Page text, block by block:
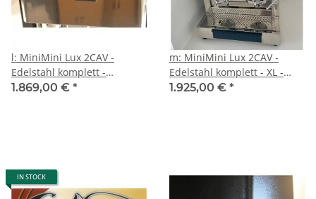
l: MiniMini Lux 2CAV -
Edelstahl komplett -
Volumetrico - 2 * Kaffee,
1.869,00 € *
m: MiniMini Lux 2CAV -
Edelstahl komplett - XL -
Volumetrico - 2 * Kaffee,
1.925,00 € *
IN STOCK